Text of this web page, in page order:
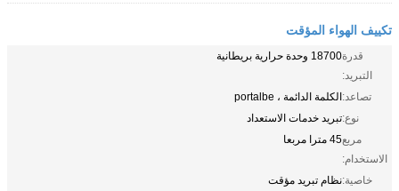
تكييف الهواء المؤقت
قدرة
التبريد:
18700 وحدة حرارية بريطانية
تصاعد:الكلمة الدائمة ، portalbe
نوع:تبريد خدمات الاستعداد
مربع
الاستخدام:
45 مترا مربعا
خاصية:نظام تبريد مؤقت